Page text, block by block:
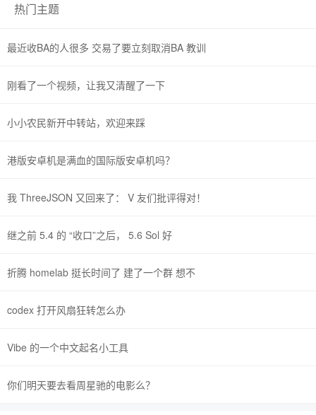
热门主题
最近收BA的人很多 交易了要立刻取消BA 教训
刚看了一个视频，让我又清醒了一下
小小农民新开中转站，欢迎来踩
港版安卓机是满血的国际版安卓机吗？
我 ThreeJSON 又回来了： V 友们批评得对！
继之前 5.4 的 “收口”之后， 5.6 Sol 好
折腾 homelab 挺长时间了 建了一个群 想不
codex 打开风扇狂转怎么办
Vibe 的一个中文起名小工具
你们明天要去看周星驰的电影么？